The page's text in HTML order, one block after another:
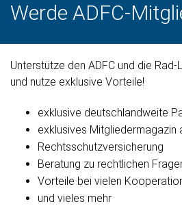
Werde ADFC-
Unterstütze den ADFC und die
und nutze exklusive Vorteile!
exklusive deutschlandweite
exklusives Mitgliedermagazin
Rechtsschutzversicherung
Beratung zu rechtlichen
Vorteile bei vielen
und vieles mehr